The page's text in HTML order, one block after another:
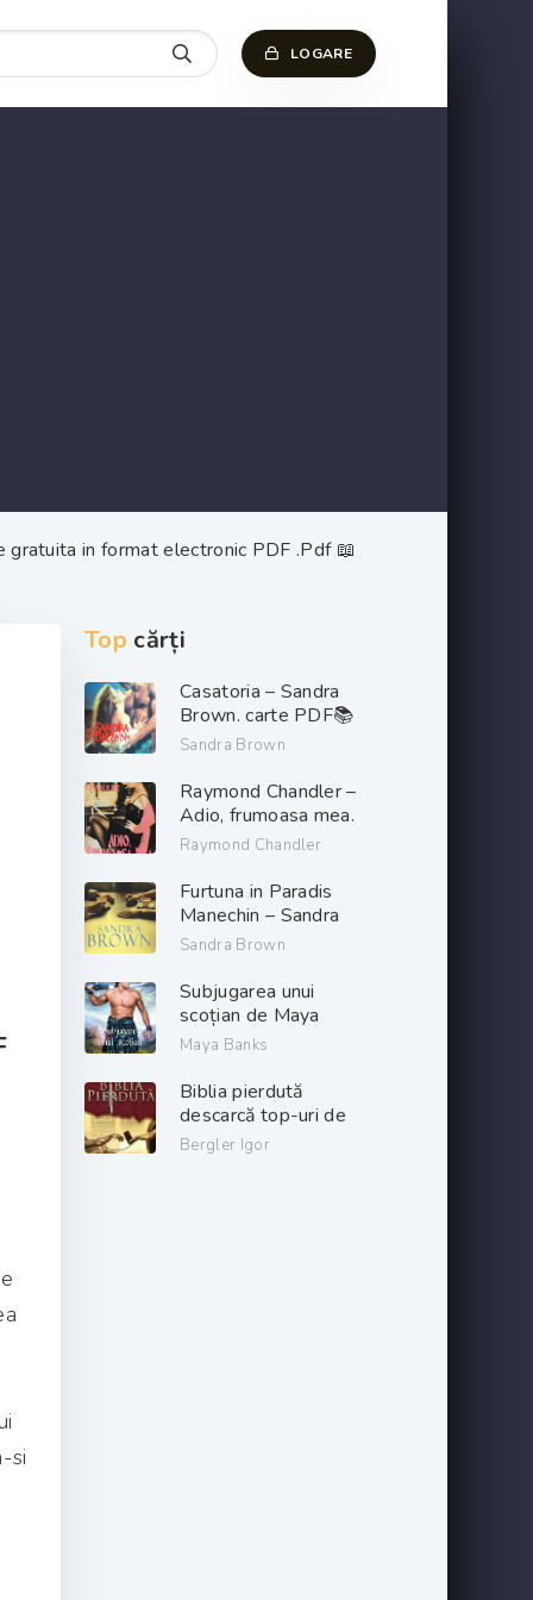
LOGARE
in format electronic PDF .Pdf 📖
si
Top cărți
Casatoria – Sandra
Brown. carte PDF📚
Sandra Brown
Raymond Chandler –
Adio, frumoasa mea.
PDF📚
Raymond Chandler
Furtuna in Paradis
Manechin – Sandra
Brown. PDF📚
Sandra Brown
Subjugarea unui
scoțian de Maya
Banks descarcă carți
gratis .pdf 📖
Maya Banks
Biblia pierdută
descarcă top-uri de
cărți online gratis
Bergler Igor